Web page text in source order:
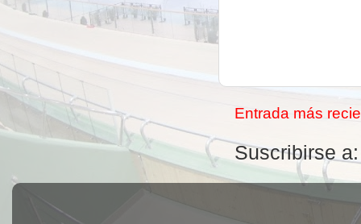
Entrada más
Suscribirse